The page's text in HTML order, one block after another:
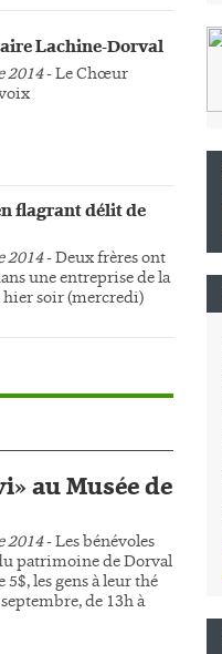
Lachine-Dorval
2014- Le Chœur
flagrant délit de
2014- Deux frères ont
une entreprise de la
soir (mercredi)
au Musée de
2014- Les bénévoles
patrimoine de Dorval
les gens à leur thé
de 13h à